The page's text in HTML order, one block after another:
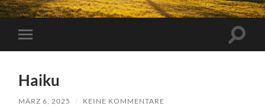
Mobile-
Menü
Haiku
MÄRZ 6, 2025 / KEINE KOMMENTARE